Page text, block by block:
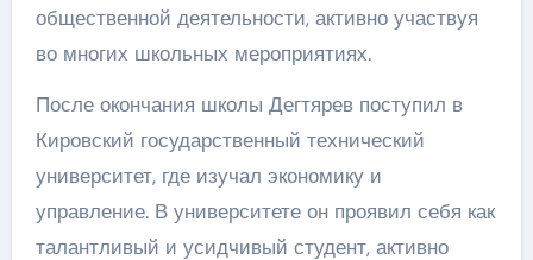
общественной деятельности, активно участвуя
во многих школьных мероприятиях.
После окончания школы Дегтярев поступил в
Кировский государственный технический
университет, где изучал экономику и
управление. В университете он проявил себя как
талантливый и усидчивый студент, активно